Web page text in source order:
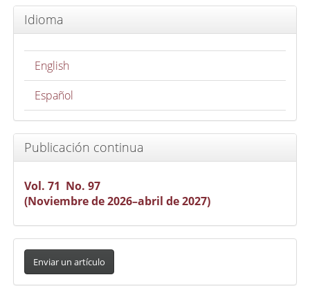
Idioma
English
Español
Publicación continua
Vol. 71 No. 97
(Noviembre de 2026–abril de 2027)
Enviar
artículo
Enviar un artículo